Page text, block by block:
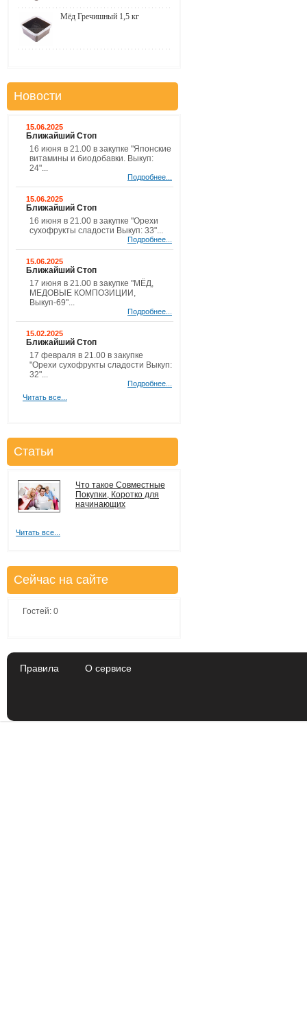
Мёд Гречишный 1,5 кг
Новости
15.06.2025
Ближайший Стоп
16 июня в 21.00 в закупке "Японские
витамины и биодобавки. Выкуп:
24"...
Подробнее...
15.06.2025
Ближайший Стоп
16 июня в 21.00 в закупке "Орехи
сухофрукты сладости Выкуп: 33"...
Подробнее...
15.06.2025
Ближайший Стоп
17 июня в 21.00 в закупке "МЁД,
МЕДОВЫЕ КОМПОЗИЦИИ,
Выкуп-69"...
Подробнее...
15.02.2025
Ближайший Стоп
17 февраля в 21.00 в закупке
"Орехи сухофрукты сладости Выкуп:
32"...
Подробнее...
Читать все...
Статьи
Что такое Совместные
Покупки, Коротко для
начинающих
Читать все...
Сейчас на сайте
Гостей: 0
Правила О сервисе